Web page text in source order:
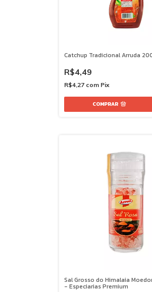
Catchup Tradicional Arruda
R$4,49
R$4,27 com Pix
Sal Grosso do Himalaia
- Especiarias Premium